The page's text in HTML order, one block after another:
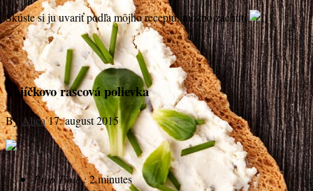
Skúste si ju uvariť podľa môjho receptu, možno zachutí
Vajíčkovo rascová polievka
By Alica17. august 2015
Prep Time :2 minutes